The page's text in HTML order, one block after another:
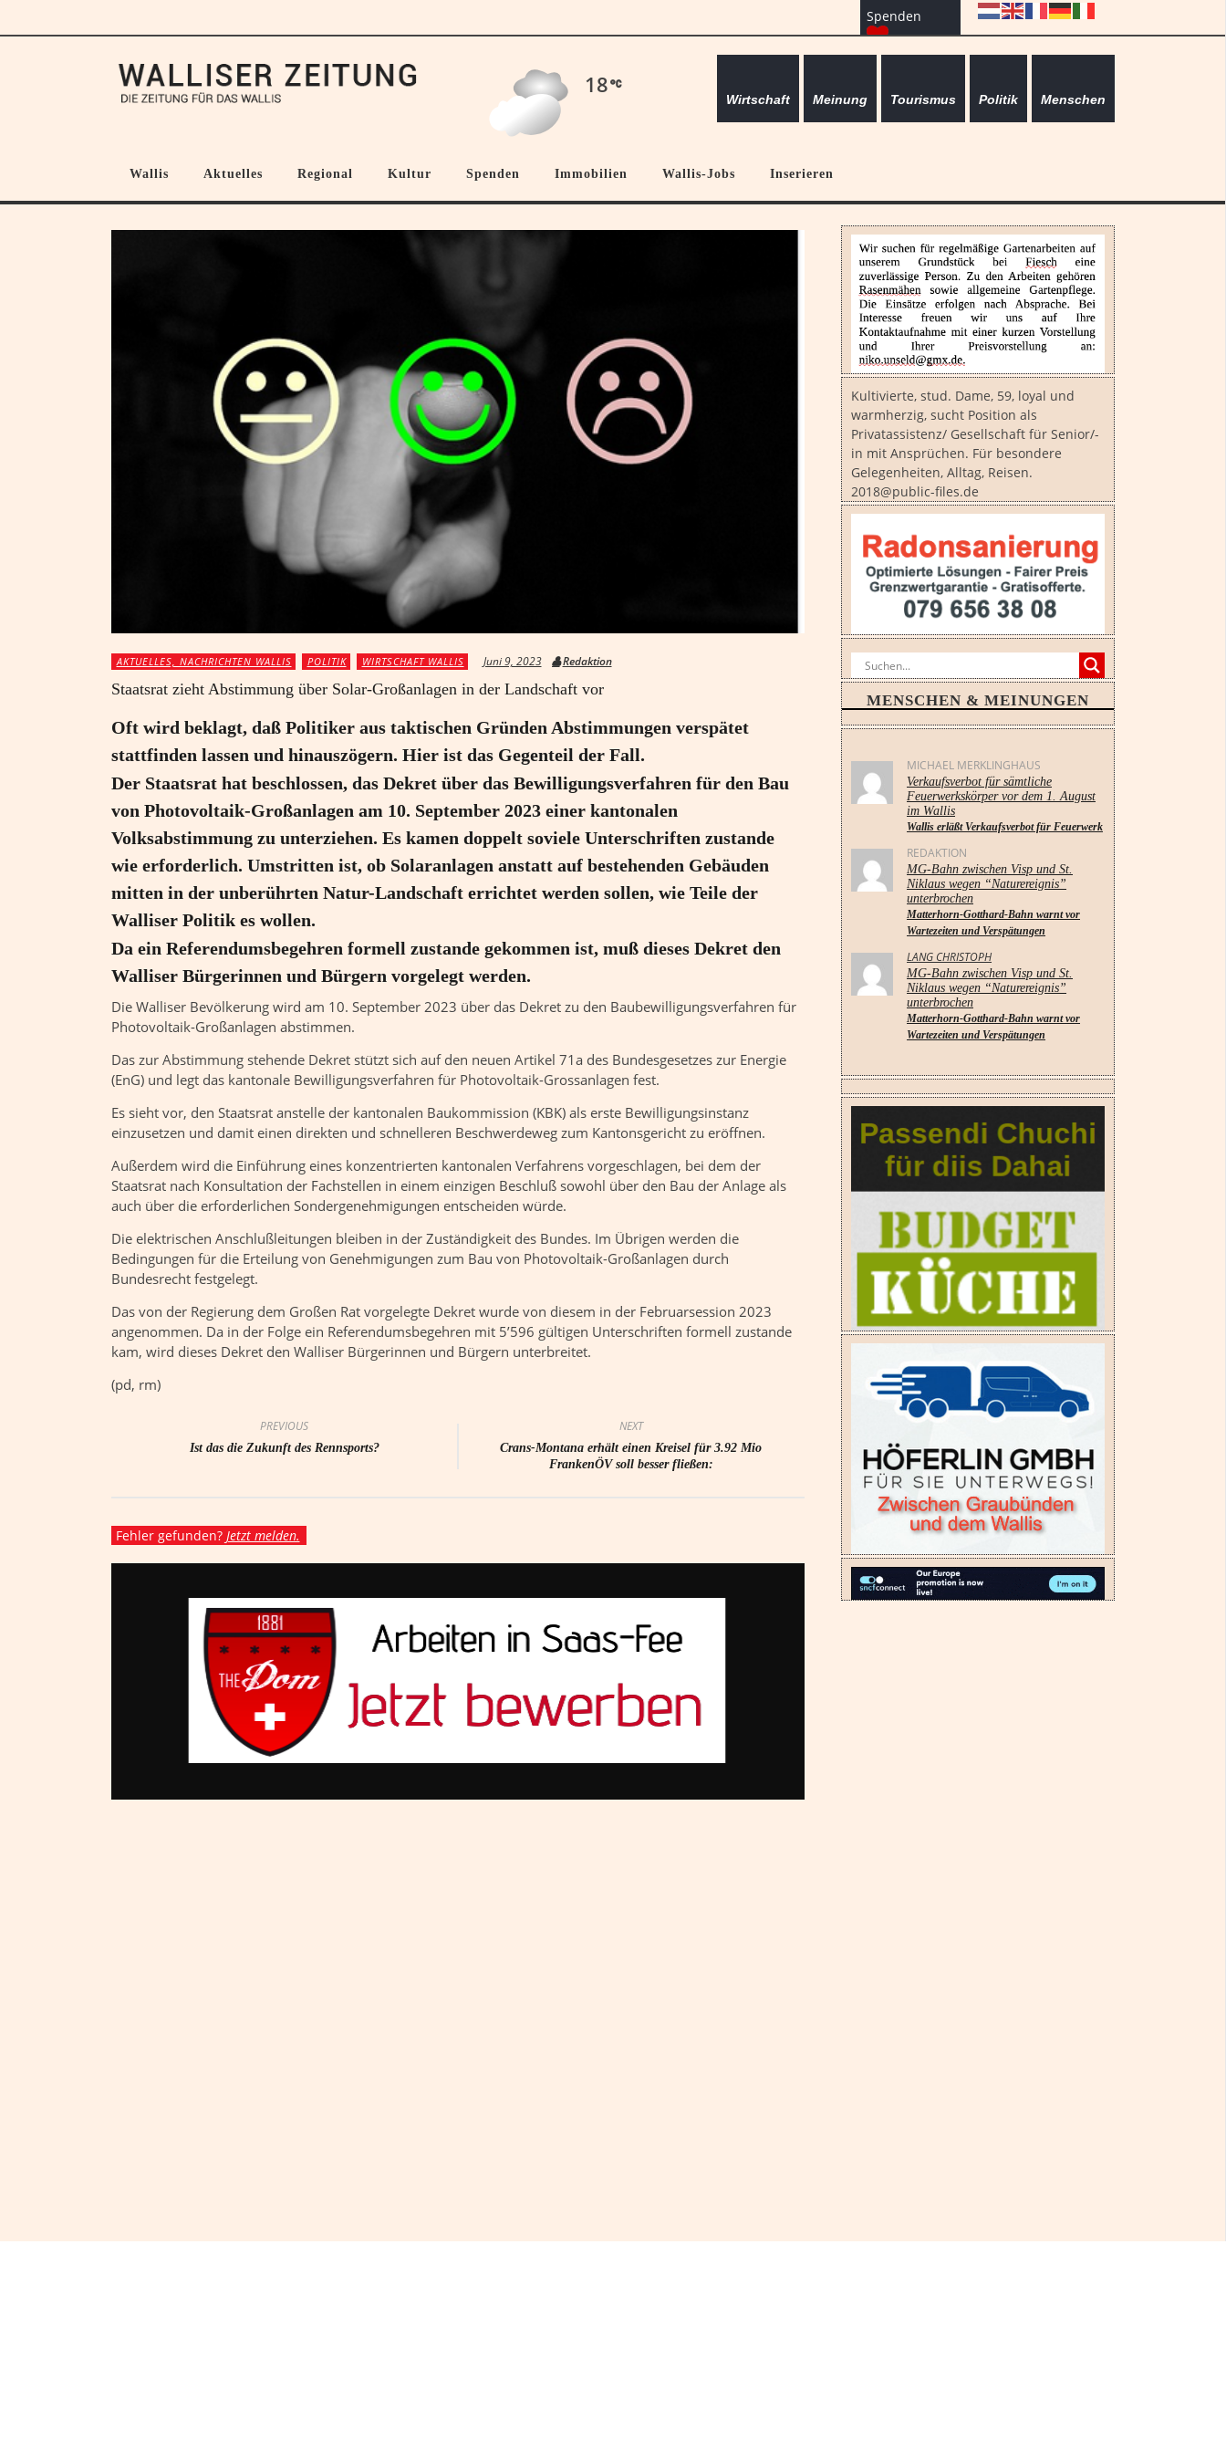
Spenden
18
Wirtschaft Meinung Tourismus Politik Menschen
Wallis Aktuelles Regional Kultur Spenden Immobilien Wallis-Jobs Inserieren
AKTUELLES, NACHRICHTEN WALLIS POLITIK WIRTSCHAFT WALLIS Juni 9, 2023 Redaktion
Staatsrat zieht Abstimmung über Solar-Großanlagen in der Landschaft vor
Oft wird beklagt, daß Politiker aus taktischen Gründen Abstimmungen verspätet
stattfinden lassen und hinauszögern. Hier ist das Gegenteil der Fall.
Der Staatsrat hat beschlossen, das Dekret über das Bewilligungsverfahren für den Bau
von Photovoltaik-Großanlagen am 10. September 2023 einer kantonalen
Volksabstimmung zu unterziehen. Es kamen doppelt soviele Unterschriften zustande
wie erforderlich. Umstritten ist, ob Solaranlagen anstatt auf bestehenden Gebäuden
mitten in der unberührten Natur-Landschaft errichtet werden sollen, wie Teile der
Walliser Politik es wollen.
Da ein Referendumsbegehren formell zustande gekommen ist, muß dieses Dekret den
Walliser Bürgerinnen und Bürgern vorgelegt werden.
Die Walliser Bevölkerung wird am 10. September 2023 über das Dekret zu den Baubewilligungsverfahren für
Photovoltaik-Großanlagen abstimmen.
Das zur Abstimmung stehende Dekret stützt sich auf den neuen Artikel 71a des Bundesgesetzes zur Energie
(EnG) und legt das kantonale Bewilligungsverfahren für Photovoltaik-Grossanlagen fest.
Es sieht vor, den Staatsrat anstelle der kantonalen Baukommission (KBK) als erste Bewilligungsinstanz
einzusetzen und damit einen direkten und schnelleren Beschwerdeweg zum Kantonsgericht zu eröffnen.
Außerdem wird die Einführung eines konzentrierten kantonalen Verfahrens vorgeschlagen, bei dem der
Staatsrat nach Konsultation der Fachstellen in einem einzigen Beschluß sowohl über den Bau der Anlage als
auch über die erforderlichen Sondergenehmigungen entscheiden würde.
Die elektrischen Anschlußleitungen bleiben in der Zuständigkeit des Bundes. Im Übrigen werden die
Bedingungen für die Erteilung von Genehmigungen zum Bau von Photovoltaik-Großanlagen durch
Bundesrecht festgelegt.
Das von der Regierung dem Großen Rat vorgelegte Dekret wurde von diesem in der Februarsession 2023
angenommen. Da in der Folge ein Referendumsbegehren mit 5’596 gültigen Unterschriften formell zustande
kam, wird dieses Dekret den Walliser Bürgerinnen und Bürgern unterbreitet.
(pd, rm)
PREVIOUS
Ist das die Zukunft des Rennsports?
NEXT
Crans-Montana erhält einen Kreisel für 3.92 Mio
FrankenÖV soll besser fließen:
Fehler gefunden? Jetzt melden.
Kultivierte, stud. Dame, 59, loyal und
warmherzig, sucht Position als
Privatassistenz/ Gesellschaft für Senior/-
in mit Ansprüchen. Für besondere
Gelegenheiten, Alltag, Reisen.
2018@public-files.de
MENSCHEN & MEINUNGEN
MICHAEL MERKLINGHAUS
Verkaufsverbot für sämtliche
Feuerwerkskörper vor dem 1. August
im Wallis
Wallis erläßt Verkaufsverbot für Feuerwerk
REDAKTION
MG-Bahn zwischen Visp und St.
Niklaus wegen “Naturereignis”
unterbrochen
Matterhorn-Gotthard-Bahn warnt vor
Wartezeiten und Verspätungen
LANG CHRISTOPH
MG-Bahn zwischen Visp und St.
Niklaus wegen “Naturereignis”
unterbrochen
Matterhorn-Gotthard-Bahn warnt vor
Wartezeiten und Verspätungen